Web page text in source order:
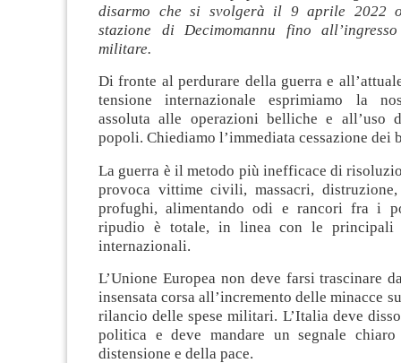
disarmo che si svolgerà il 9 aprile 2022
stazione di Decimomannu fino
militare.
Di fronte al perdurare della guerra e
tensione internazionale esprimiamo la
assoluta alle operazioni belliche e all’uso
popoli. Chiediamo l’immediata cessazione dei
La guerra è il metodo più inefficace di
provoca vittime civili, massacri, distruzione,
profughi, alimentando odi e rancori fra i
ripudio è totale, in linea con le principali
internazionali.
L’Unione Europea non deve farsi trascinare
insensata corsa all’incremento delle minacce
rilancio delle spese militari. L’Italia deve
politica e deve mandare un segnale
distensione e della pace.